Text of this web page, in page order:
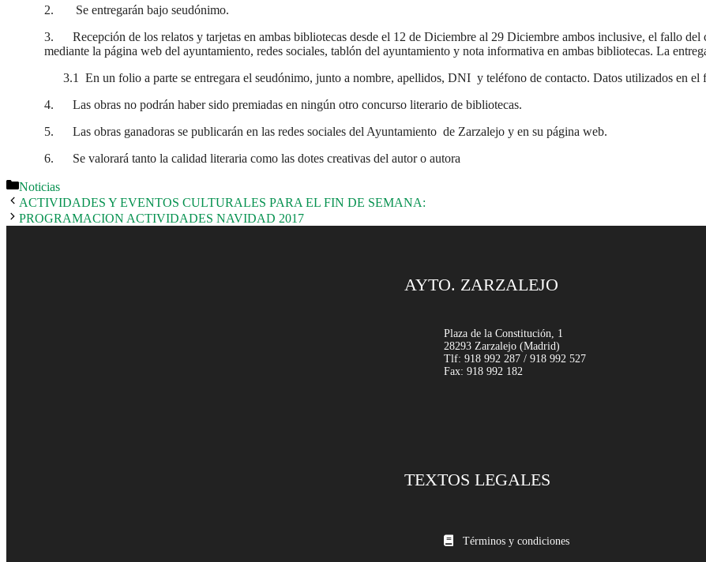
2. Se entregarán bajo seudónimo.
3. Recepción de los relatos y tarjetas en ambas bibliotecas desde el 12 de Diciembre al 29 Diciembre ambos inclusive, el fallo del
mediante la página web del ayuntamiento, redes sociales, tablón del ayuntamiento y nota informativa en ambas bibliotecas. La
3.1 En un folio a parte se entregara el seudónimo, junto a nombre, apellidos, DNI y teléfono de contacto. Datos utilizados en el
4. Las obras no podrán haber sido premiadas en ningún otro concurso literario de bibliotecas.
5. Las obras ganadoras se publicarán en las redes sociales del Ayuntamiento de Zarzalejo y en su página web.
6. Se valorará tanto la calidad literaria como las dotes creativas del autor o autora
Categorías
Noticias
ACTIVIDADES Y EVENTOS CULTURALES PARA EL FIN DE SEMANA:
PROGRAMACION ACTIVIDADES NAVIDAD 2017
AYTO. ZARZALEJO
Plaza de la Constitución, 1
28293 Zarzalejo (Madrid)
Tlf: 918 992 287 / 918 992 527
Fax: 918 992 182
TEXTOS LEGALES
Términos y condiciones